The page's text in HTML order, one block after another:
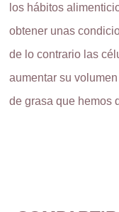
los hábitos
obtener unas
de lo contrario las
aumentar su
de grasa que hemos